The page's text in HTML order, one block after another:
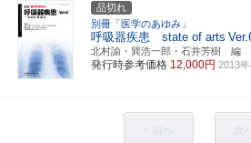
品切れ
別冊「医学のあゆみ」
呼吸器疾患 state of arts
北村諭・巽浩一郎・石井芳樹 編
発行時参考価格 12,000円 2013